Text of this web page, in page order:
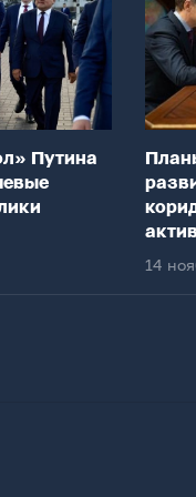
Путина
14